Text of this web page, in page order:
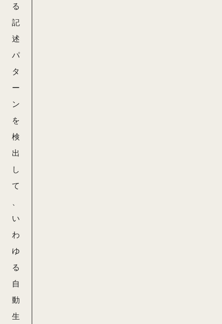
る
記
述
パ
タ
ー
ン
を
検
出
し
て
い
わ
ゆ
る
自
動
生